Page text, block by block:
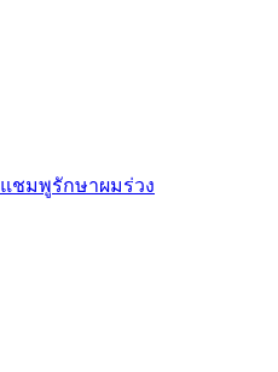
แชมพูรักษาผมร่วง